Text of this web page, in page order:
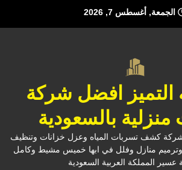
الجمعة, أغسطس 7, 2026
افضل شركة
بالسعودية
كشف تسربات المياه وعزل خزانات وتنظيف
منازل وفلل في ابها خميس مشيط وكامل
عسير المملكة العربية السعودية